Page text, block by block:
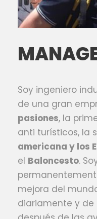
Soy ingeniero
de una gran
pasiones, la
anti turísticos, la
americana y los
el Baloncesto.
mejora del
diariamente y de